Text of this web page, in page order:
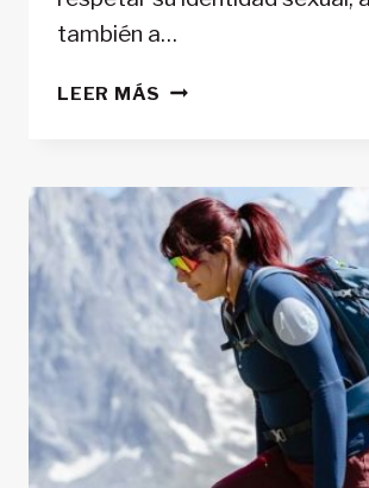
también a…
LEER MÁS “THEY/THEM”:
CONCIENCIA
DE
GÉNERO
SOBRE
LOR
SABOURIN